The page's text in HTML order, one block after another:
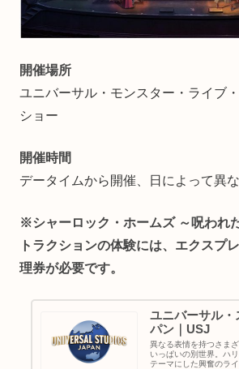
開催場所
ユニバーサル・モンスター・ライブ
ショー
開催時間
データイムから開催、日によって異
※シャーロック・ホームズ ～呪われ
トラクションの体験には、エクスプ
理券が必要です。
ユニバーサル・
パン｜USJ
異なる表情を持つさま
いっぱいの別世界。ハ
テーマにした興奮のラ